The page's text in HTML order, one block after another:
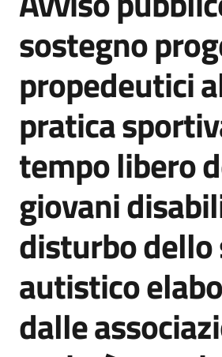
Servizi
Vivere
Mordano
PNRR
Servizi
on-
line
Tutti
gli
argomenti
sostegno
propedeutici
pratica
tempo libero
giovani
disturbo
autistico
dalle